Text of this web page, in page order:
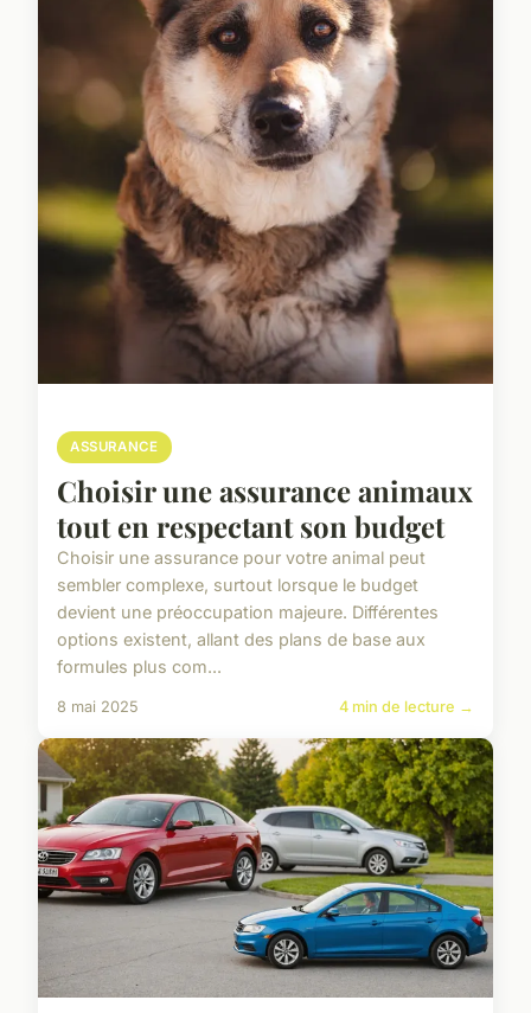
ASSURANCE
Choisir une assurance animaux
tout en respectant son budget
Choisir une assurance pour votre animal peut
sembler complexe, surtout lorsque le budget
devient une préoccupation majeure. Différentes
options existent, allant des plans de base aux
formules plus com...
8 mai 2025 4 min de lecture →